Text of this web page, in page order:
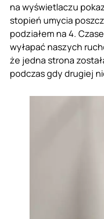
na wyświetlaczu
stopień umycia
podziałem na 4.
wyłapać naszych
że jedna strona
podczas gdy drugiej